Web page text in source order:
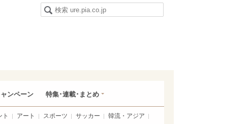
ンペーン 特集･連載･まとめ
ト アート スポーツ サッカー
韓流・アジア